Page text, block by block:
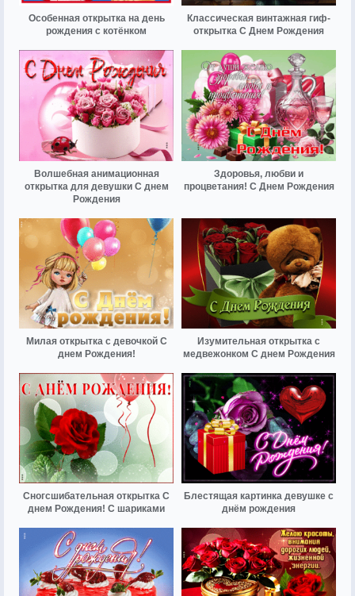
Особенная открытка на день
рождения с котёнком
Классическая винтажная гиф-
открытка С Днем Рождения
Волшебная анимационная
открытка для девушки С днем
Рождения
Здоровья, любви и
процветания! С Днем Рождения
Милая открытка с девочкой С
днем Рождения!
Изумительная открытка с
медвежонком С днем Рождения
Сногсшибательная открытка С
днем Рождения! С шариками
Блестящая картинка девушке с
днём рождения